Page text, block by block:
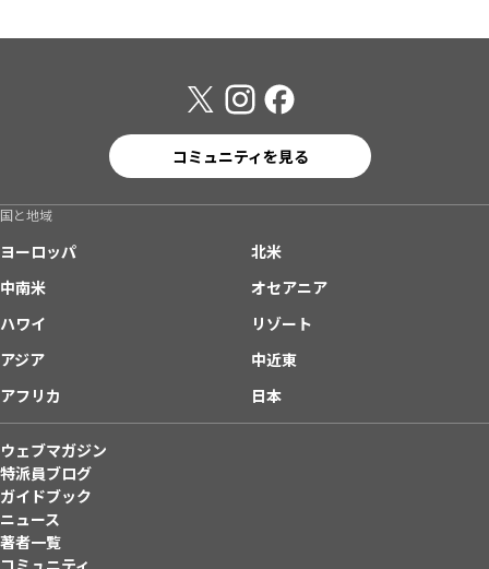
コミュニティを見る
国と地域
ヨーロッパ
北米
中南米
オセアニア
ハワイ
リゾート
アジア
中近東
アフリカ
日本
ウェブマガジン
特派員ブログ
ガイドブック
ニュース
著者一覧
コミュニティ